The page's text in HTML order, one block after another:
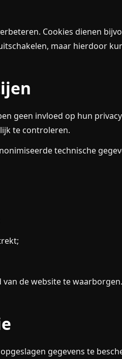
Cookies dienen
maar hierdoor
geen invloed op hun
te controleren.
technische
de website te waarborgen.
gegevens te